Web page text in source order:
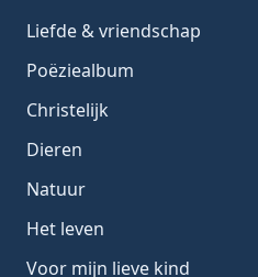
Liefde & vriendschap
Poëziealbum
Christelijk
Dieren
Natuur
Het leven
Voor mijn lieve kind